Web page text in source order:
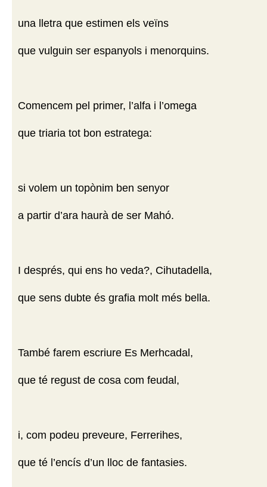
una lletra que estimen els veïns
que vulguin ser espanyols i menorquins.
Comencem pel primer, l’alfa i l’omega
que triaria tot bon estratega:
si volem un topònim ben senyor
a partir d’ara haurà de ser Mahó.
I després, qui ens ho veda?, Cihutadella,
que sens dubte és grafia molt més bella.
També farem escriure Es Merhcadal,
que té regust de cosa com feudal,
i, com podeu preveure, Ferrerihes,
que té l’encís d’un lloc de fantasies.